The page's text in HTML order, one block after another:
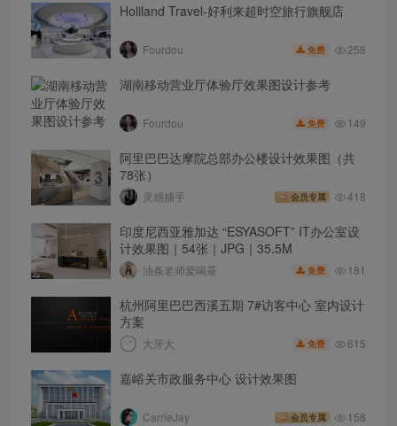
Holiland Travel-好利来超时空旅行旗舰店
Fourdou 免费 258
湖南移动营业厅体验厅效果图设计参考
Fourdou 免费 149
阿里巴巴达摩院总部办公楼设计效果图（共
78张）
灵感捕手 会员专属 418
印度尼西亚雅加达 “ESYASOFT” IT办公室设
计效果图｜54张｜JPG｜35.5M
油条老师爱喝茶 免费 181
杭州阿里巴巴西溪五期 7#访客中心 室内设计
方案
大牙大 免费 615
嘉峪关市政服务中心 设计效果图
CarrieJay 会员专属 158